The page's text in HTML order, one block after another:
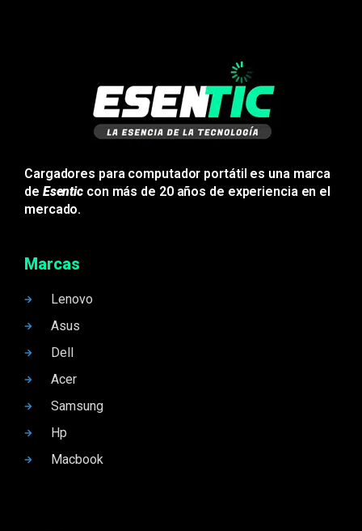
Cargadores para computador portátil es una marca
de Esentic con más de 20 años de experiencia en el
mercado.
Marcas
Lenovo
Asus
Dell
Acer
Samsung
Hp
Macbook